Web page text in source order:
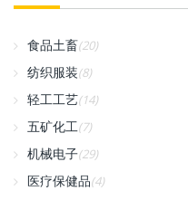
食品土畜(20)
纺织服装(8)
轻工工艺(14)
五矿化工(7)
机械电子(29)
医疗保健品(4)